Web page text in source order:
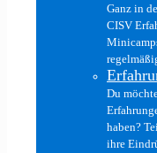
Ganz in
CISV
Du
haben?
ihre